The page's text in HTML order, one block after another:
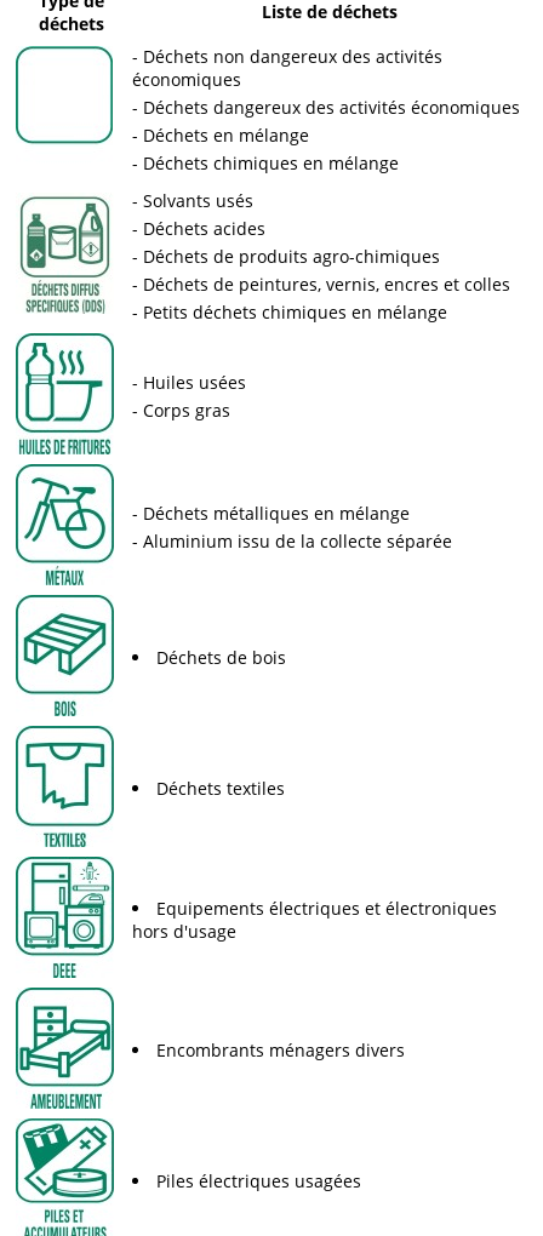
déchets
Liste de déchets
Déchets non dangereux des activités
économiques
Déchets dangereux des activités économiques
Déchets en mélange
Déchets chimiques en mélange
Solvants usés
Déchets acides
Déchets de produits agro-chimiques
Déchets de peintures, vernis, encres et colles
Petits déchets chimiques en mélange
Huiles usées
Corps gras
Déchets métalliques en mélange
Aluminium issu de la collecte séparée
Déchets de bois
Déchets textiles
Equipements électriques et électroniques
hors d'usage
Encombrants ménagers divers
Piles électriques usagées